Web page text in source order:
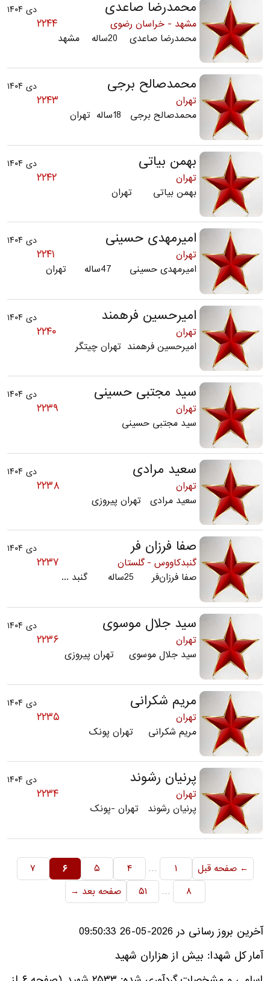
دی ۱۴۰۴ محمدرضا صاعدی
۲۲۴۴
مشهد - خراسان رضوی
محمدرضا صاعدی 20ساله مشهد
دی ۱۴۰۴ محمدصالح برجی
۲۲۴۳
تهران
محمدصالح برجی 18ساله تهران
دی ۱۴۰۴ بهمن بیاتی
۲۲۴۲
تهران
بهمن بیاتی تهران
دی ۱۴۰۴ امیرمهدی حسینی
۲۲۴۱
تهران
امیرمهدی حسینی 47ساله تهران
دی ۱۴۰۴ امیرحسین فرهمند
۲۲۴۰
تهران
امیرحسین فرهمند تهران چیتگر
دی ۱۴۰۴ سید مجتبی حسینی
۲۲۳۹
تهران
سید مجتبی حسینی
دی ۱۴۰۴ سعید مرادی
۲۲۳۸
تهران
سعید مرادی تهران پیروزی
دی ۱۴۰۴ صفا فرزان فر
۲۲۳۷
گنبدکاووس - گلستان
صفا فرزان‌فر 25ساله گنبد ...
دی ۱۴۰۴ سید جلال موسوی
۲۲۳۶
تهران
سید جلال موسوی تهران پیروزی
دی ۱۴۰۴ مریم شکرانی
۲۲۳۵
تهران
مریم شکرانی تهران پونک
دی ۱۴۰۴ پرنیان رشوند
۲۲۳۴
تهران
پرنیان رشوند تهران -پونک
← صفحه قبل ۱ … ۴ ۵ ۶
۷
۸
… ۵۱ صفحه بعد →
آخرین بروز رسانی در 2026-05-26 09:50:33
آمار کل شهدا: بیش از هزاران شهید